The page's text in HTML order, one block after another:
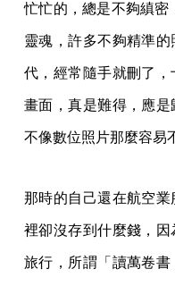
忙忙的，總是不夠縝密
靈魂，許多不夠精準
代，經常隨手就刪了
畫面，真是難得，應是
不像數位照片那麼容易
那時的自己還在航空
裡卻沒存到什麼錢，
旅行，所謂「讀萬卷